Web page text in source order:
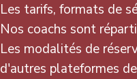
Les tarifs, formats de
Nos coachs sont
Les modalités de
d'autres plateformes